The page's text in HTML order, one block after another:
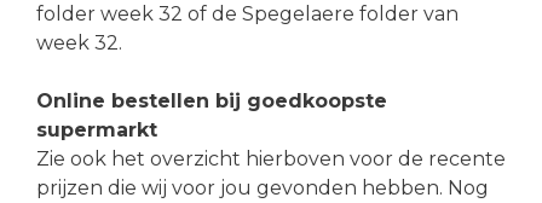
folder week 32 of de Spegelaere folder van
week 32.
Online bestellen bij goedkoopste
supermarkt
Zie ook het overzicht hierboven voor de recente
prijzen die wij voor jou gevonden hebben. Nog